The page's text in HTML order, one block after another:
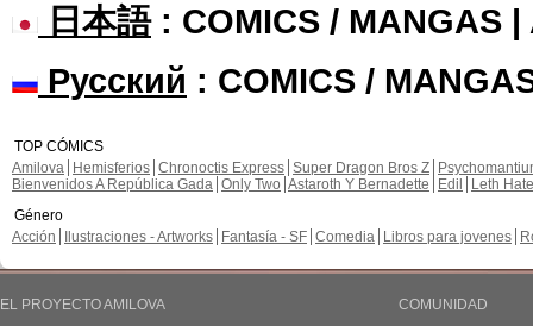
日本語: COMICS / MANGAS |
Русский : COMICS /
TOP CÓMICS
Amilova
Hemisferios Chronoctis Express Super Dragon Bros Z
Bienvenidos A República Gada Only Two Astaroth Y Bernadette Edil
Leth Hate
Género
Acción
Ilustraciones - Artworks Fantasía - SF Comedia Libros para jovenes
EL PROYECTO AMILOVA
COMUNIDAD